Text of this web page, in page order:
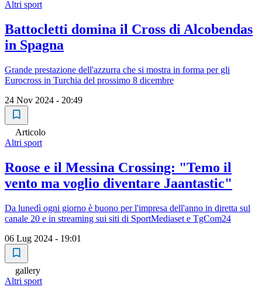
Altri sport
Battocletti domina il Cross di Alcobendas
in Spagna
Grande prestazione dell'azzurra che si mostra in forma per gli
Eurocross in Turchia del prossimo 8 dicembre
24 Nov 2024 - 20:49
Articolo
Altri sport
Roose e il Messina Crossing: "Temo il
vento ma voglio diventare Jaantastic"
Da lunedì ogni giorno è buono per l'impresa dell'anno in diretta sul
canale 20 e in streaming sui siti di SportMediaset e TgCom24
06 Lug 2024 - 19:01
gallery
Altri sport